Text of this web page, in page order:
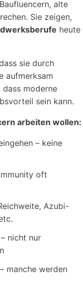
alte
Sie zeigen,
heute
sie durch
aufmerksam
dass moderne
sein kann.
arbeiten wollen:
– keine
oft
Azubi-
nicht nur
manche werden